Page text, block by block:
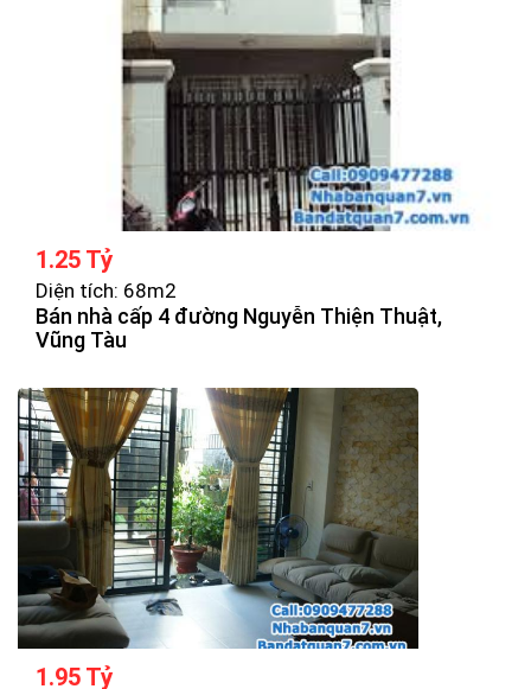
1.25 Tỷ
Diện tích: 68m2
Bán nhà cấp 4 đường Nguyễn Thiện Thuật,
Vũng Tàu
1.95 Tỷ